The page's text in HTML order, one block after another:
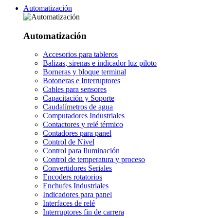
Automatización
Automatización
Accesorios para tableros
Balizas, sirenas e indicador luz piloto
Borneras y bloque terminal
Botoneras e Interruptores
Cables para sensores
Capacitación y Soporte
Caudalímetros de agua
Computadores Industriales
Contactores y relé térmico
Contadores para panel
Control de Nivel
Control para Iluminación
Control de temperatura y proceso
Convertidores Seriales
Encoders rotatorios
Enchufes Industriales
Indicadores para panel
Interfaces de relé
Interruptores fin de carrera